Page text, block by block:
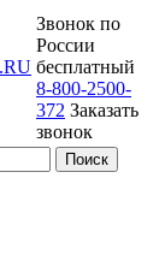
Звонок по
России
бесплатный
8-800-2500-
372 Заказать
звонок